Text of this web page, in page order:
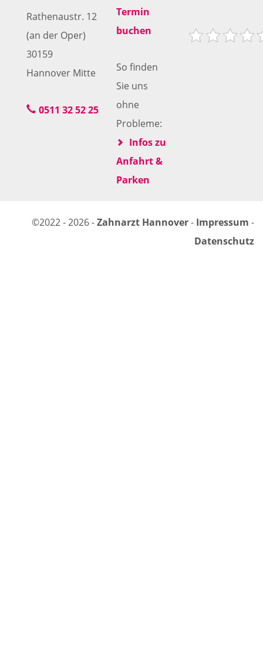
Rathenaustr. 12
(an der Oper)
30159
Hannover Mitte
0511 32 52 25
Termin
buchen
So finden
Sie uns
ohne
Probleme:
Infos zu
Anfahrt &
Parken
©2022 - 2026 -Zahnarzt Hannover- Impressum -
Datenschutz